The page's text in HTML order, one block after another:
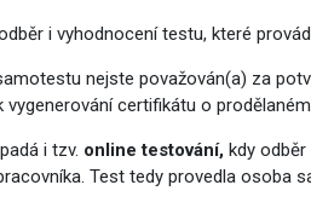
i vyhodnocení testu, které
nejste považován(a) za
certifikátu o
i tzv. online testování, kdy
Test tedy provedla osoba